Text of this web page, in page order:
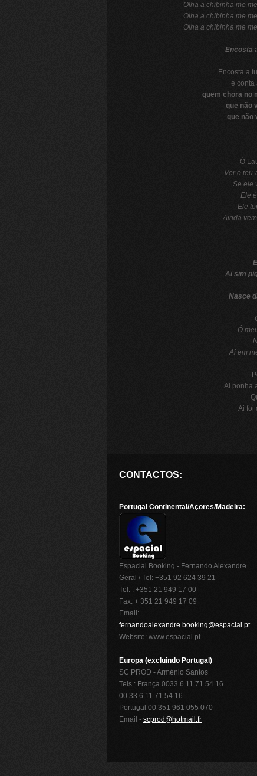
Olha a chibinha me
Olha a chibinha me
Olha a chibinha me
Encosta
Encosta a
e conta
quem chora no
que não
que não
Ó
Ver o teu
Se ele
Ele
Ele
Ainda
Ai sim
Nasce
Ó
Ai em
Ai ponha
Ai foi
CONTACTOS:
Portugal Continental/Açores/Madeira:
Espacial Booking - Fernando Alexandre
Geral / Tel: +351 92 624 39 21
Tel. : +351 21 949 17 00
Fax: + 351 21 949 17 09
Email:
fernandoalexandre.booking@espacial.pt
Website: www.espacial.pt
Europa (excluindo Portugal)
SC PROD - Arménio Santos
Tels : França 0033 6 11 71 54 16
00 33 6 11 71 54 16
Portugal 00 351 961 055 070
Email - scprod@hotmail.fr